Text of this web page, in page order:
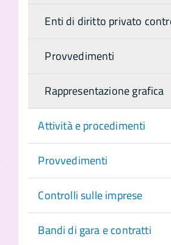
Enti di diritto privato
Provvedimenti
Rappresentazione grafica
Attività e procedimenti
Provvedimenti
Controlli sulle imprese
Bandi di gara e contratti